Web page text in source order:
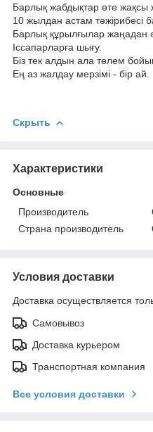
Барлық жабдықтар өте жақсы
10 жылдан астам тәжірибесі
Барлық құрылғылар жаңадан
Іссапарларға шығу.
Біз тек алдын ала төлем
Ең аз жалдау мерзімі - бір ай.
Скрыть
Характеристики
Основные
Производитель
Страна производитель
Условия доставки
Доставка осуществляется
Самовывоз
Доставка курьером
Транспортная компания
Все условия доставки